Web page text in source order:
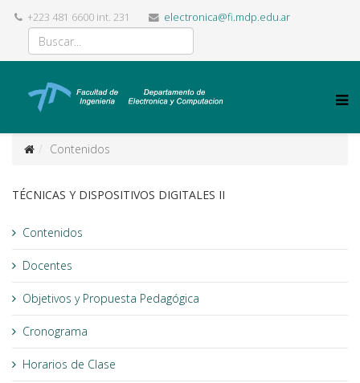
+223 481 6600 int. 231 electronica@fi.mdp.edu.ar
Contenidos
TÉCNICAS Y DISPOSITIVOS DIGITALES II
Contenidos
Docentes
Objetivos y Propuesta Pedagógica
Cronograma
Horarios de Clase